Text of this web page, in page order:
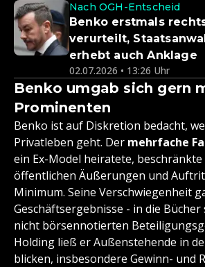
Nach OGH-Entscheid
Benko erstmals
verurteilt,
erhebt auch Anklage
02.07.2026 • 13:26 Uhr
Benko umgab sich gern
Prominenten
Benko ist auf Diskretion bedacht,
Privatleben geht. Der mehrfache
ein Ex-Model heiratete, beschränkte
öffentlichen Äußerungen und
Minimum. Seine Verschwiegenheit
Geschäftsergebnisse - in die
nicht börsennotierten
Holding ließ er Außenstehende in
blicken, insbesondere Gewinn- und